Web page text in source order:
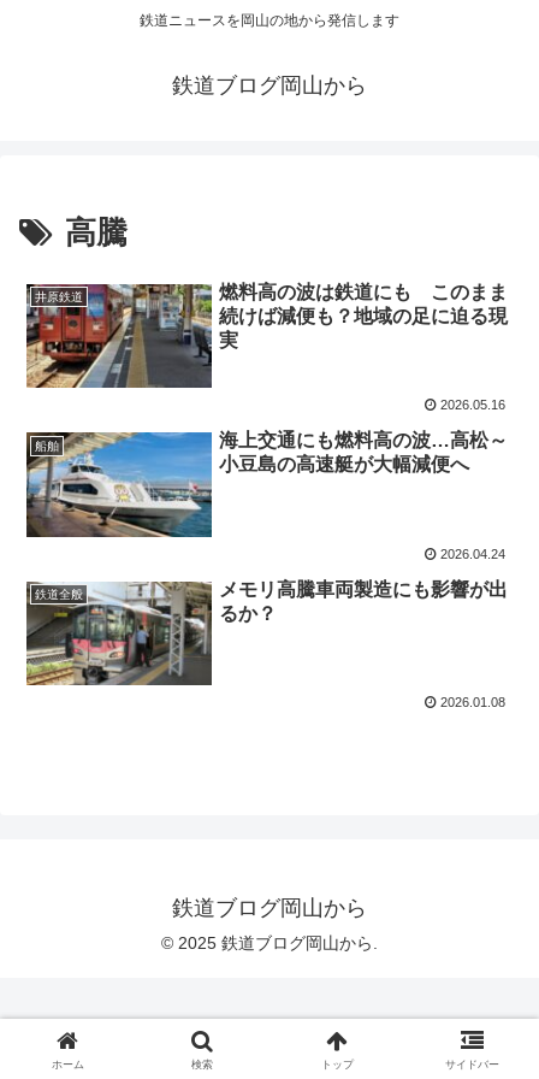
鉄道ニュースを岡山の地から発信します
鉄道ブログ岡山から
高騰
井原鉄道
燃料高の波は鉄道にも このまま
続けば減便も？地域の足に迫る現
実
2026.05.16
船舶
海上交通にも燃料高の波…高松～
小豆島の高速艇が大幅減便へ
2026.04.24
鉄道全般
メモリ高騰車両製造にも影響が出
るか？
2026.01.08
鉄道ブログ岡山から
© 2025 鉄道ブログ岡山から.
ホーム 検索 トップ サイドバー